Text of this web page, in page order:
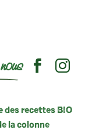
des recettes BIO
la colonne